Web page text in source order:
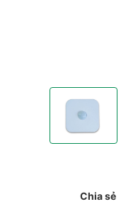
(12VDC -
Chia sẻ